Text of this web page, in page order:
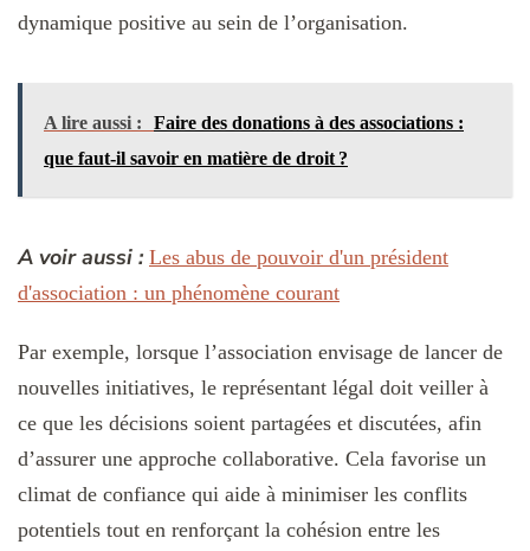
dynamique positive au sein de l’organisation.
A lire aussi :
Faire des donations à des associations :
que faut-il savoir en matière de droit ?
A voir aussi : Les abus de pouvoir d'un président
d'association : un phénomène courant
Par exemple, lorsque l’association envisage de lancer de
nouvelles initiatives, le représentant légal doit veiller à
ce que les décisions soient partagées et discutées, afin
d’assurer une approche collaborative. Cela favorise un
climat de confiance qui aide à minimiser les conflits
potentiels tout en renforçant la cohésion entre les